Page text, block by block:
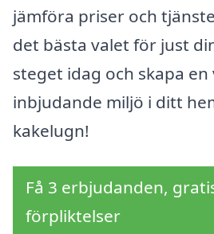
jämföra priser och
det bästa valet för just
steget idag och skapa en
inbjudande miljö i ditt
kakelugn!
Få 3 erbjudanden,
förpliktelser